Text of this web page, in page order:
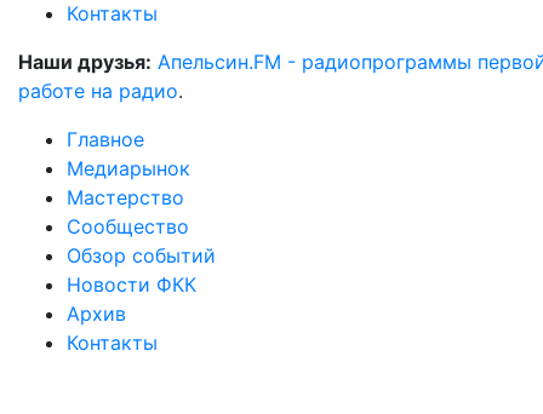
Контакты
Наши друзья: Апельсин.FM - радиопрограммы
работе на радио.
Главное
Медиарынок
Мастерство
Сообщество
Обзор событий
Новости ФКК
Архив
Контакты